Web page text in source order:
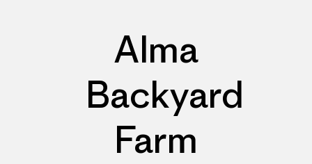
Alma
Backyard
Farm